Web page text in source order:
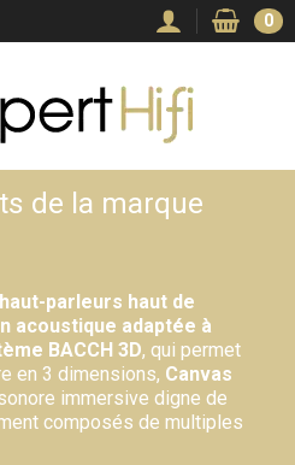
0
de la marque
parleurs haut de
acoustique adaptée à
BACCH 3D, qui permet
en 3 dimensions, Canvas
immersive digne de
composés de multiples